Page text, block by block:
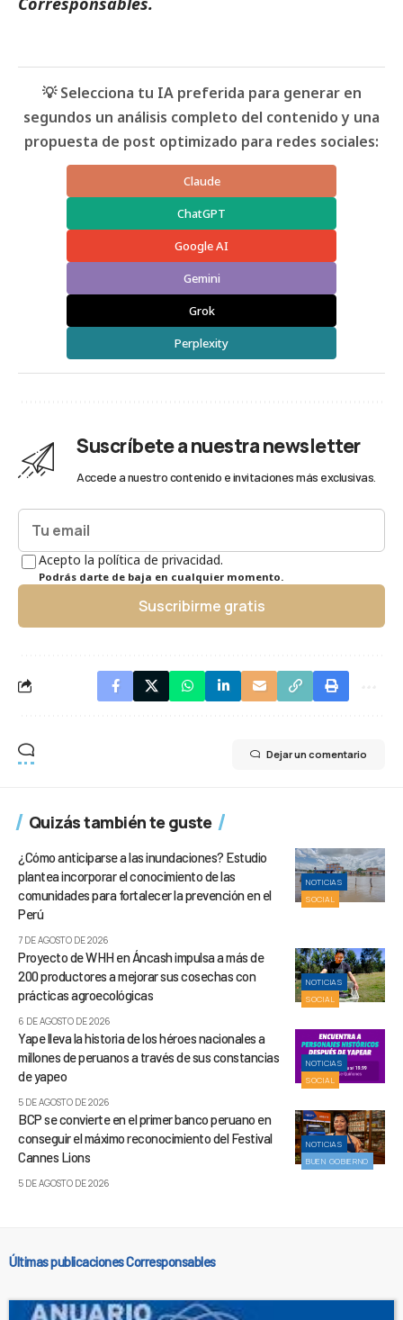
💡 Selecciona tu IA preferida para generar en
segundos un análisis completo del contenido y una
propuesta de post optimizado para redes sociales:
Claude
ChatGPT
Google AI
Gemini
Grok
Perplexity
Suscríbete a nuestra newsletter
Accede a nuestro contenido e invitaciones más exclusivas.
Acepto la política de privacidad.
Podrás darte de baja en cualquier momento.
Suscribirme gratis
Dejar un comentario
Quizás también te guste
NOTICIAS
SOCIAL
¿Cómo anticiparse a las inundaciones? Estudio
plantea incorporar el conocimiento de las
comunidades para fortalecer la prevención en el
Perú
7 DE AGOSTO DE 2026
NOTICIAS
SOCIAL
Proyecto de WHH en Áncash impulsa a más de
200 productores a mejorar sus cosechas con
prácticas agroecológicas
6 DE AGOSTO DE 2026
NOTICIAS
SOCIAL
Yape lleva la historia de los héroes nacionales a
millones de peruanos a través de sus constancias
de yapeo
5 DE AGOSTO DE 2026
NOTICIAS
BUEN GOBIERNO
BCP se convierte en el primer banco peruano en
conseguir el máximo reconocimiento del Festival
Cannes Lions
5 DE AGOSTO DE 2026
Últimas publicaciones Corresponsables